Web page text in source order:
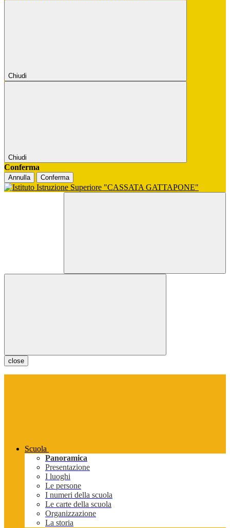
Chiudi
Chiudi
Conferma
Annulla Conferma
close
Scuola
Panoramica
Presentazione
I luoghi
Le persone
I numeri della scuola
Le carte della scuola
Organizzazione
La storia